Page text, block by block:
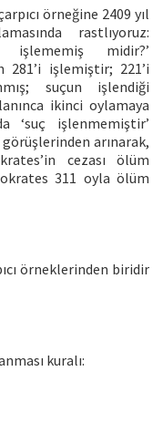
örneğine 2409 yıl
rastlıyoruz:
midir?’
281’i işlemiştir; 221’i
suçun işlendiği
ikinci oylamaya
‘suç işlenmemiştir’
arınarak,
cezası ölüm
311 oyla ölüm
örneklerinden biridir
kuralı: